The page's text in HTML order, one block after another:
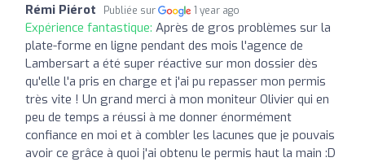
Rémi Piérot Publiée sur 1 year ago
Expérience fantastique: Après de gros problèmes sur la
plate-forme en ligne pendant des mois l'agence de
Lambersart a été super réactive sur mon dossier dès
qu'elle l'a pris en charge et j'ai pu repasser mon permis
très vite ! Un grand merci à mon moniteur Olivier qui en
peu de temps a réussi à me donner énormément
confiance en moi et à combler les lacunes que je pouvais
avoir ce grâce à quoi j'ai obtenu le permis haut la main :D